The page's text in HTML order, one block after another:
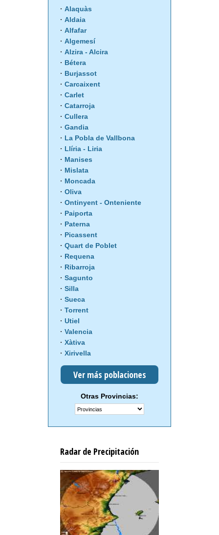
Alaquàs
Aldaia
Alfafar
Algemesí
Alzira - Alcira
Bétera
Burjassot
Carcaixent
Carlet
Catarroja
Cullera
Gandia
La Pobla de Vallbona
Llíria - Liria
Manises
Mislata
Moncada
Oliva
Ontinyent - Onteniente
Paiporta
Paterna
Picassent
Quart de Poblet
Requena
Ribarroja
Sagunto
Silla
Sueca
Torrent
Utiel
Valencia
Xàtiva
Xirivella
Ver más poblaciones
Otras Provincias:
Radar de Precipitación